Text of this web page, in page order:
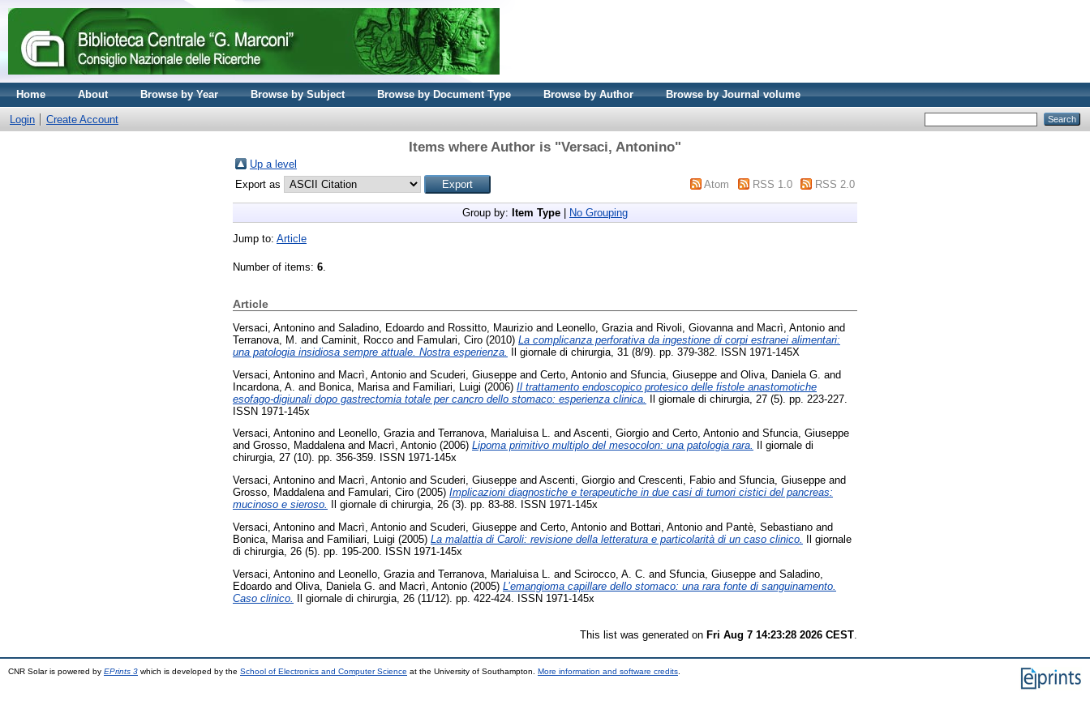
Home About Browse by Year Browse by Subject Browse by Document Type Browse by Author Browse by Journal volume
Login Create Account
Items where Author is "Versaci, Antonino"
Up a level
Export as
Atom RSS 1.0 RSS 2.0
Group by: Item Type No Grouping
Jump to: Article
Number of items: 6.
Article
Versaci, Antonino and Saladino, Edoardo and Rossitto, Maurizio and Leonello, Grazia and Rivoli, Giovanna and Macrì, Antonio and
Terranova, M.
and Caminit, Rocco and Famulari, Ciro (2010) La complicanza perforativa da ingestione di corpi estranei alimentari:
una patologia insidiosa sempre attuale. Nostra esperienza.
Il giornale di chirurgia, 31 (8/9). pp. 379-382. ISSN 1971-145X
Versaci, Antonino and Macrì, Antonio and Scuderi, Giuseppe and Certo, Antonio and Sfuncia, Giuseppe and Oliva, Daniela G. and
Incardona, A. and Bonica, Marisa and Familiari, Luigi (2006) Il trattamento endoscopico protesico delle fistole anastomotiche
esofago-digiunali dopo gastrectomia totale per cancro dello stomaco: esperienza clinica. Il giornale di chirurgia, 27 (5). pp. 223-227.
ISSN 1971-145x
Versaci, Antonino and Leonello, Graziaand Terranova, Marialuisa L. and Ascenti, Giorgio and Certo, Antonio and Sfuncia, Giuseppe
and Grosso, Maddalenaand Macrì, Antonio (2006) Lipoma primitivo multiplo del mesocolon: una patologia rara.
Il giornale di
chirurgia, 27 (10). pp. 356-359. ISSN 1971-145x
Versaci, Antonino and Macrì, Antonio and Scuderi, Giuseppe and Ascenti, Giorgio and Crescenti, Fabio and Sfuncia, Giuseppe and
Grosso, Maddalenaand Famulari, Ciro (2005) Implicazioni diagnostiche e terapeutiche in due casi di tumori cistici del pancreas:
mucinoso e sieroso.
Il giornale di chirurgia, 26 (3). pp. 83-88. ISSN 1971-145x
Versaci, Antonino and Macrì, Antonio and Scuderi, Giuseppe and Certo, Antonio and Bottari, Antonio and Pantè, Sebastiano and
Bonica, Marisa and Familiari, Luigi (2005) La malattia di Caroli: revisione della letteratura e particolarità di un caso clinico.
Il giornale
di chirurgia, 26 (5). pp. 195-200. ISSN 1971-145x
Versaci, Antonino and Leonello, Grazia and Terranova, Marialuisa L. and Scirocco, A. C. and Sfuncia, Giuseppe and Saladino,
Edoardo and Oliva, Daniela G. and Macrì, Antonio (2005) L’emangioma capillare dello stomaco: una rara fonte di sanguinamento.
Caso clinico.
Il giornale di chirurgia, 26 (11/12). pp. 422-424. ISSN 1971-145x
This list was generated on Fri Aug 7 14:23:28 2026 CEST
CNR Solar is powered by EPrints 3 which is developed by the School of Electronics and Computer Science at the University of Southampton. More information and software credits